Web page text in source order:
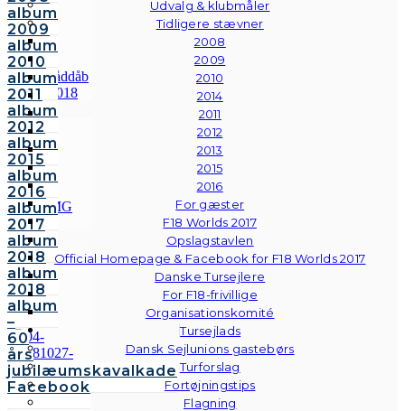
Udvalg & klubmåler
Tidligere stævner
2008
2009
2010
2014
2011
2012
2013
2015
2016
For gæster
F18 Worlds 2017
Opslagstavlen
Official Homepage & Facebook for F18 Worlds 2017
Danske Tursejlere
For F18-frivillige
Organisationskomité
Tursejlads
Dansk Sejlunions gastebørs
Turforslag
Fortøjningstips
Flagning
album
2009
album
2010
album
2011
album
2012
album
2015
album
2016
album
2017
album
2018
album
2018
album
–
60
års
jubilæumskavalkade
Facebook